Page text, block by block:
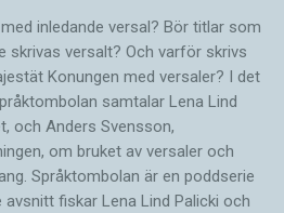
inledande versal? Bör titlar som
skrivas versalt? Och varför skrivs
Konungen med versaler? I det
samtalar Lena Lind
och Anders Svensson,
om bruket av versaler och
Språktombolan är en poddserie
avsnitt fiskar Lena Lind Palicki och